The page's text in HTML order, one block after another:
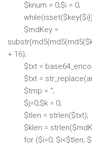
$knum = 0;$i = 0;
while(isset($key{$i}))
$mdKey =
+ 16);
$txt =
$txt =
$tmp = ”;
$j=0;$k = 0;
$tlen = strlen($txt);
$klen =
for ($i=0; $i<$tlen;